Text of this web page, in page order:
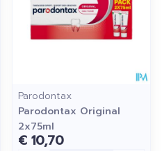
Parodontax
Parodontax Original
2x75ml
€ 10,70